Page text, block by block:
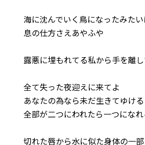
海に沈んでいく鳥になったみた
息の仕方さえあやふや
露悪に埋もれてる私から手を離
全て失った夜迎えに来てよ
あなたの為なら未だ生きてゆける
全部が二つにわれたら一つになれ
切れた唇から水に似た身体の一部